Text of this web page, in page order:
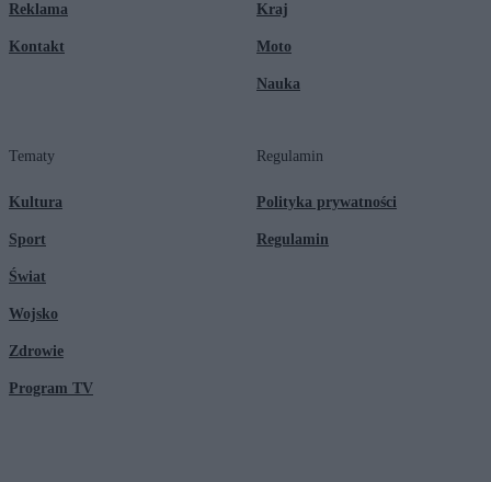
Reklama
Kontakt
Kraj
Moto
Nauka
Tematy
Kultura
Sport
Świat
Wojsko
Zdrowie
Program TV
Regulamin
Polityka prywatności
Regulamin